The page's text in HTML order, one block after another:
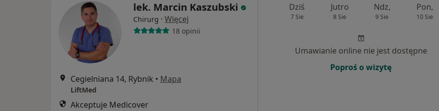
lek. Marcin Kaszubski
Chirurg · Więcej
18 opinii
Cegielniana 14, Rybnik • Mapa
LiftMed
Akceptuje Medicover
Dziś
7 Sie
Jutro
8 Sie
Ndz,
9 Sie
Pon,
10 Sie
Umawianie online nie jest dostępne
Poproś o wizytę